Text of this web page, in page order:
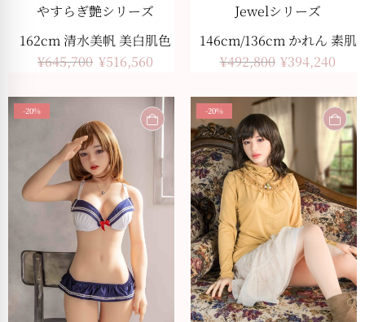
やすらぎ艶シリーズ
162cm 清水美帆 美白肌色
¥645,700 ¥516,560
Jewelシリーズ
146cm/136cm かれん 素肌
¥492,800 ¥394,240
-20% -20%